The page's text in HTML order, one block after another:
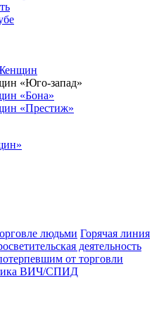
«Юго-запад»
«Бона»
«Престиж»
людьми Горячая линия
деятельность
от торговли
ВИЧ/СПИД